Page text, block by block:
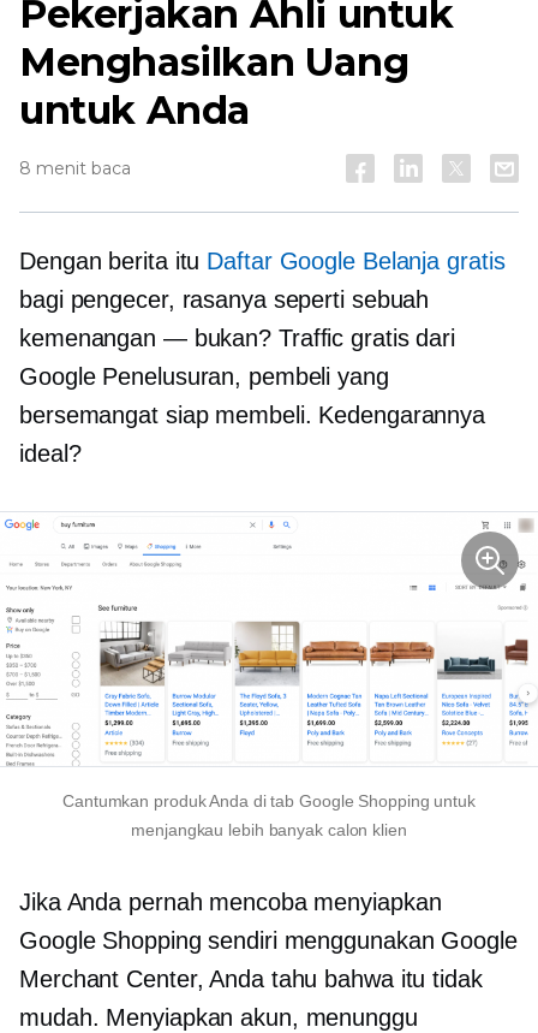
Pekerjakan Ahli untuk
Menghasilkan Uang
untuk Anda
8 menit baca
Dengan berita itu Daftar Google Belanja gratis
bagi pengecer, rasanya seperti sebuah
kemenangan — bukan? Traffic gratis dari
Google Penelusuran, pembeli yang
bersemangat siap membeli. Kedengarannya
ideal?
Cantumkan produk Anda di tab Google Shopping untuk
menjangkau lebih banyak calon klien
Jika Anda pernah mencoba menyiapkan
Google Shopping sendiri menggunakan Google
Merchant Center, Anda tahu bahwa itu tidak
mudah. Menyiapkan akun, menunggu